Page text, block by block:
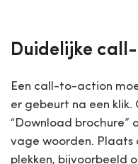
Duidelijke
Een call-to-action
er gebeurt na een klik.
“Download brochure”
vage woorden. Plaats
plekken, bijvoorbeeld